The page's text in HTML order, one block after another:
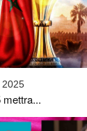
MAROC
2025
mettra...
: